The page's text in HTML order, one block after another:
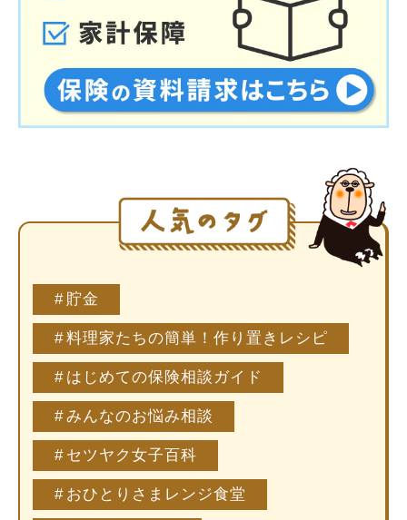
貯金
料理家たちの簡単！作り置きレシピ
はじめての保険相談ガイド
みんなのお悩み相談
セツヤク女子百科
おひとりさまレンジ食堂